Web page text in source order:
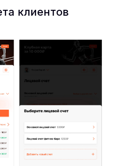
клиентов